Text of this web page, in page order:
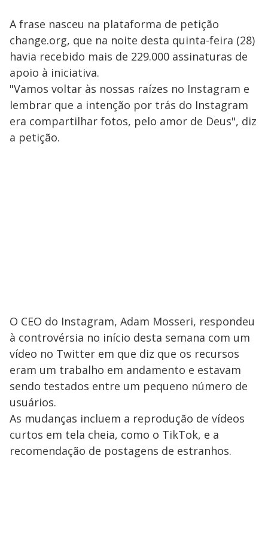
A frase nasceu na plataforma de petição
change.org, que na noite desta quinta-feira (28)
havia recebido mais de 229.000 assinaturas de
apoio à iniciativa.
"Vamos voltar às nossas raízes no Instagram e
lembrar que a intenção por trás do Instagram
era compartilhar fotos, pelo amor de Deus", diz
a petição.
O CEO do Instagram, Adam Mosseri, respondeu
à controvérsia no início desta semana com um
vídeo no Twitter em que diz que os recursos
eram um trabalho em andamento e estavam
sendo testados entre um pequeno número de
usuários.
As mudanças incluem a reprodução de vídeos
curtos em tela cheia, como o TikTok, e a
recomendação de postagens de estranhos.